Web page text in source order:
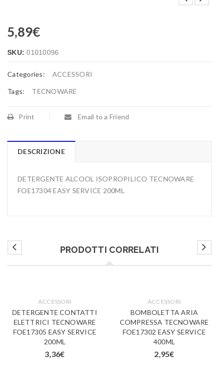
5,89€
SKU:01010096
Categories: ACCESSORI
Tags: TECNOWARE
Print Email to a Friend
DESCRIZIONE
DETERGENTE ALCOOL ISOPROPILICO TECNOWARE
FOE17304 EASY SERVICE 200ML
PRODOTTI CORRELATI
ACCESSORI
DETERGENTE CONTATTI
ELETTRICI TECNOWARE
FOE17305 EASY SERVICE
200ML
3,36€
ACCESSORI
BOMBOLETTA ARIA
COMPRESSA TECNOWARE
FOE17302 EASY SERVICE
400ML
2,95€